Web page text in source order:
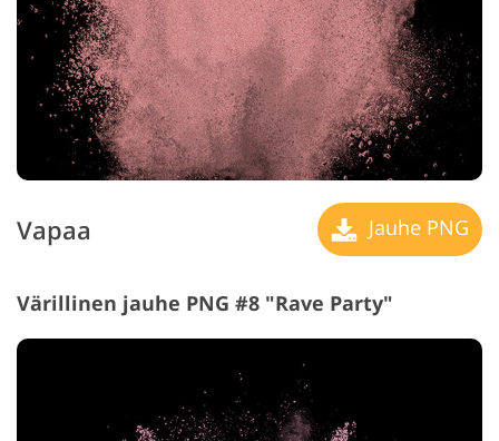
Vapaa Jauhe PNG
Värillinen jauhe PNG #8 "Rave Party"